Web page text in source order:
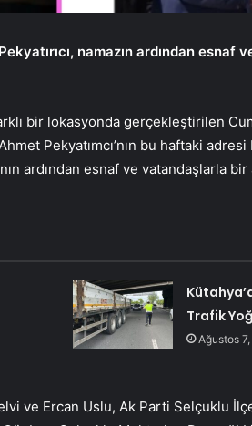
namazın ardından esnaf
bir lokasyonda gerçekleştirilen
Pekyatımcı’nın bu haftaki adresi
ardından esnaf ve vatandaşlarla
Trafik
Ağustos
ve Ercan Uslu, Ak Parti Selçuklu İlçe